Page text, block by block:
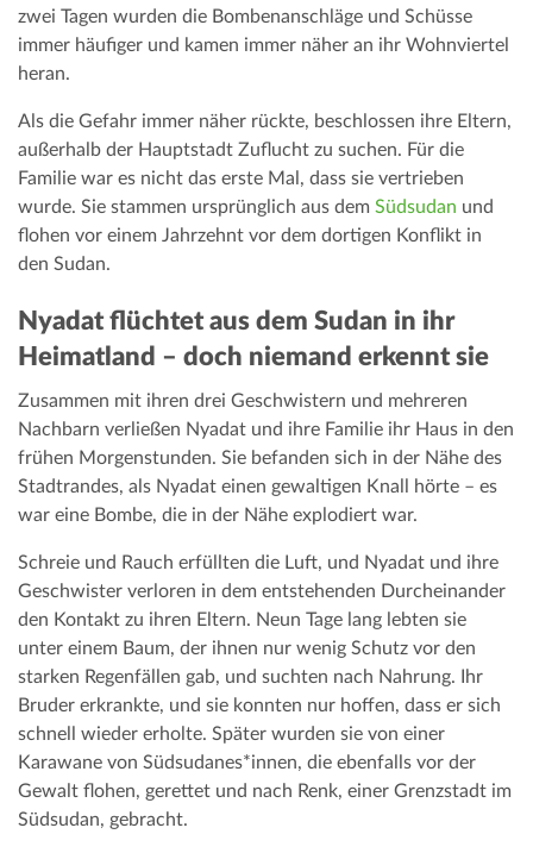
zwei Tagen wurden die Bombenanschläge und Schüsse
immer häufiger und kamen immer näher an ihr Wohnviertel
heran.
Als die Gefahr immer näher rückte, beschlossen ihre Eltern,
außerhalb der Hauptstadt Zuflucht zu suchen. Für die
Familie war es nicht das erste Mal, dass sie vertrieben
wurde. Sie stammen ursprünglich aus dem Südsudan und
flohen vor einem Jahrzehnt vor dem dortigen Konflikt in
den Sudan.
Nyadat flüchtet aus dem Sudan in ihr
Heimatland – doch niemand erkennt sie
Zusammen mit ihren drei Geschwistern und mehreren
Nachbarn verließen Nyadat und ihre Familie ihr Haus in den
frühen Morgenstunden. Sie befanden sich in der Nähe des
Stadtrandes, als Nyadat einen gewaltigen Knall hörte – es
war eine Bombe, die in der Nähe explodiert war.
Schreie und Rauch erfüllten die Luft, und Nyadat und ihre
Geschwister verloren in dem entstehenden Durcheinander
den Kontakt zu ihren Eltern. Neun Tage lang lebten sie
unter einem Baum, der ihnen nur wenig Schutz vor den
starken Regenfällen gab, und suchten nach Nahrung. Ihr
Bruder erkrankte, und sie konnten nur hoffen, dass er sich
schnell wieder erholte. Später wurden sie von einer
Karawane von Südsudanes*innen, die ebenfalls vor der
Gewalt flohen, gerettet und nach Renk, einer Grenzstadt im
Südsudan, gebracht.